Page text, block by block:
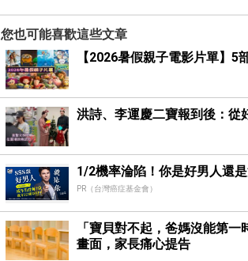
您也可能喜歡這些文章
【2026暑假親子電影片單】
洪詩、李運慶二寶報到後：從
1/2機率淪陷！你是好男人還
PR（台灣癌症基金會）
「寶貝對不起，爸媽沒能第
畫面，家長痛心提告